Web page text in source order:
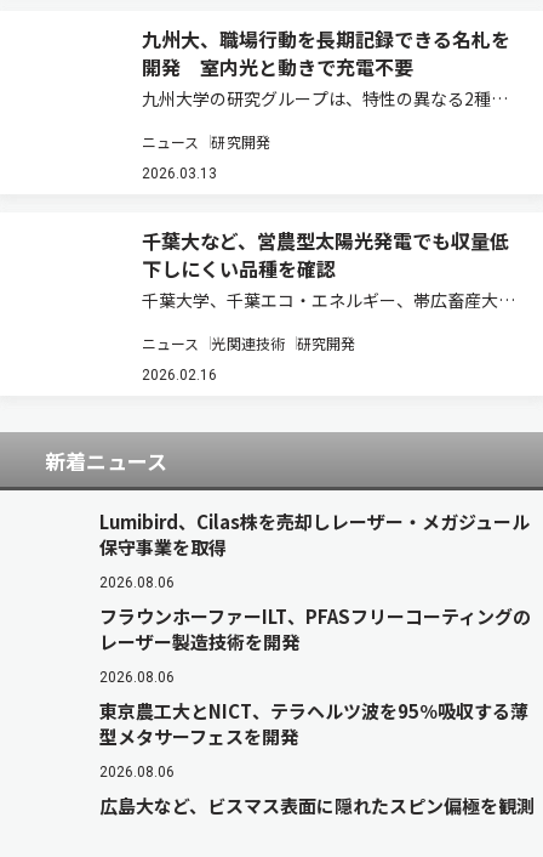
九州大、職場行動を長期記録できる名札を
開発 室内光と動きで充電不要
九州大学の研究グループは、特性の異なる2種類
わせた装置を設計・開発した（ニュースリリー
ス）。 ウェアラブル端末は、健康管理や行動分析
く…
ニュース 研究開発
2026.03.13
千葉大など、営農型太陽光発電でも収量低
下しにくい品種を確認
千葉大学、千葉エコ・エネルギー、帯広畜産大学
（ソーラーシェアリング）が、水稲と大豆、サツ
マイモの生産に与える影響を調査したところ、パ
よ…
ニュース 光関連技術 研究開発
2026.02.16
新着ニュース
Lumibird、Cilas株を売却しレーザー・メガジュール
保守事業を取得
2026.08.06
フラウンホーファーILT、PFASフリーコーティングの
レーザー製造技術を開発
2026.08.06
東京農工大とNICT、テラヘルツ波を95％吸収する薄
型メタサーフェスを開発
2026.08.06
広島大など、ビスマス表面に隠れたスピン偏極を観測